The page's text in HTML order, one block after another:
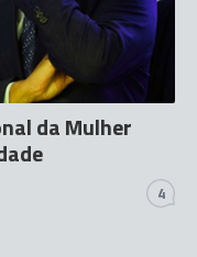
da Mulher
4